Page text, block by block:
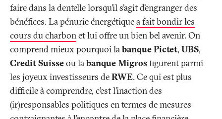
faire dans la dentelle lorsqu’il s’agit d’engranger des
bénéfices. La pénurie énergétiquea fait bondir les
cours du charbonet lui offre un bien bel avenir. On
comprend mieux pourquoi labanque Pictet, UBS,
Credit Suisseou labanque Migrosfigurent parmi
les joyeux investisseurs deRWE. Ce qui est plus
difficile à comprendre, c’est l’inaction des
(ir)responsables politiques en termes de mesures